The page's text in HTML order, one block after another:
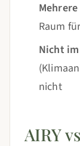
Raum
Nicht
nicht
AIRY